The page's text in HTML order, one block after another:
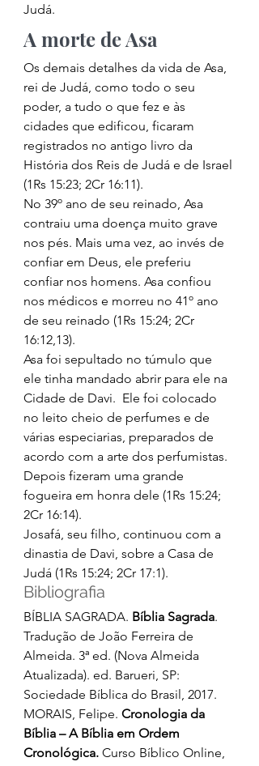
Judá.
A morte de Asa
Os demais detalhes da vida de Asa,
rei de Judá, como todo o seu
poder, a tudo o que fez e às
cidades que edificou, ficaram
registrados no antigo livro da
História dos Reis de Judá e de Israel
(1Rs 15:23; 2Cr 16:11).
No 39º ano de seu reinado, Asa
contraiu uma doença muito grave
nos pés. Mais uma vez, ao invés de
confiar em Deus, ele preferiu
confiar nos homens. Asa confiou
nos médicos e morreu no 41º ano
de seu reinado (1Rs 15:24; 2Cr
16:12,13).
Asa foi sepultado no túmulo que
ele tinha mandado abrir para ele na
Cidade de Davi.  Ele foi colocado
no leito cheio de perfumes e de
várias especiarias, preparados de
acordo com a arte dos perfumistas.
Depois fizeram uma grande
fogueira em honra dele (1Rs 15:24;
2Cr 16:14).
Josafá, seu filho, continuou com a
dinastia de Davi, sobre a Casa de
Judá (1Rs 15:24; 2Cr 17:1).
Bibliografia
BÍBLIA SAGRADA. Bíblia Sagrada.
Tradução de João Ferreira de
Almeida. 3ª ed. (Nova Almeida
Atualizada). ed. Barueri, SP:
Sociedade Bíblica do Brasil, 2017.
MORAIS, Felipe. Cronologia da
Bíblia – A Bíblia em Ordem
Cronológica. Curso Bíblico Online,